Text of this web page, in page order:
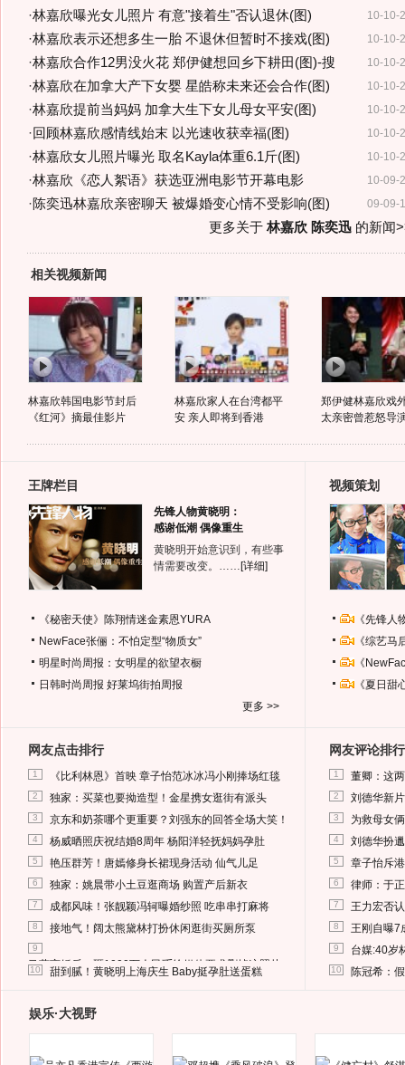
10-10-
·林嘉欣曝光女儿照片 有意"接着生"否认退休(图)
10-10-
·林嘉欣表示还想多生一胎 不退休但暂时不接戏(图)
10-10-
·林嘉欣合作12男没火花 郑伊健想回乡下耕田(图)-搜
10-10-
·林嘉欣在加拿大产下女婴 星皓称未来还会合作(图)
10-10-
·林嘉欣提前当妈妈 加拿大生下女儿母女平安(图)
10-10-
·回顾林嘉欣感情线始末 以光速收获幸福(图)
10-10-
·林嘉欣女儿照片曝光 取名Kayla体重6.1斤(图)
10-09-
·林嘉欣《恋人絮语》获选亚洲电影节开幕电影
09-09-
·陈奕迅林嘉欣亲密聊天 被爆婚变心情不受影响(图)
更多关于 林嘉欣 陈奕迅的新闻
相关视频新闻
林嘉欣韩国电影节封后
《红河》摘最佳影片
林嘉欣家人在台湾都平
安 亲人即将到香港
郑伊健林嘉欣戏
太亲密曾惹怒导
王牌栏目
先锋人物黄晓明：
感谢低潮 偶像重生
黄晓明开始意识到，有些事
情需要改变。…… [详细]
《秘密天使》陈翔情迷金素恩YURA
NewFace张俪：不怕定型“物质女”
明星时尚周报：女明星的欲望衣橱
日韩时尚周报 好莱坞街拍周报
更多 >>
视频策划
《先锋
《综艺
《
《夏日
网友点击排行
1 《比利林恩》首映 章子怡范冰冰冯小刚捧场红毯
2 独家：买菜也要拗造型！金星携女逛街有派头
3 京东和奶茶哪个更重要？刘强东的回答全场大笑！
4 杨威晒照庆祝结婚8周年 杨阳洋轻抚妈妈孕肚
5 艳压群芳！唐嫣修身长裙现身活动 仙气儿足
6 独家：姚晨带小土豆逛商场 购置产后新衣
7 成都风味！张靓颖冯轲曝婚纱照 吃串串打麻将
8 接地气！阔太熊黛林打扮休闲逛街买厕所泵
9
马蓉离婚后，砸1000万人民币给媒体要求删掉这照片
10 甜到腻！黄晓明上海庆生 Baby挺孕肚送蛋糕
网友评论排行
1 董卿：这
2 刘德华新
3 为救母女
4 刘德华扮
5 章子怡斥
6 律师：于
7 王力宏否
8 王刚自曝7
9 台媒:40岁
10 陈冠希：
娱乐·大视野